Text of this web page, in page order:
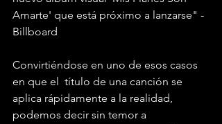
Amarte' que está próximo a lanzarse" -
Billboard
Convirtiéndose en uno de esos casos
en que el  título de una canción se
aplica rápidamente a la realidad,
podemos decir sin temor a